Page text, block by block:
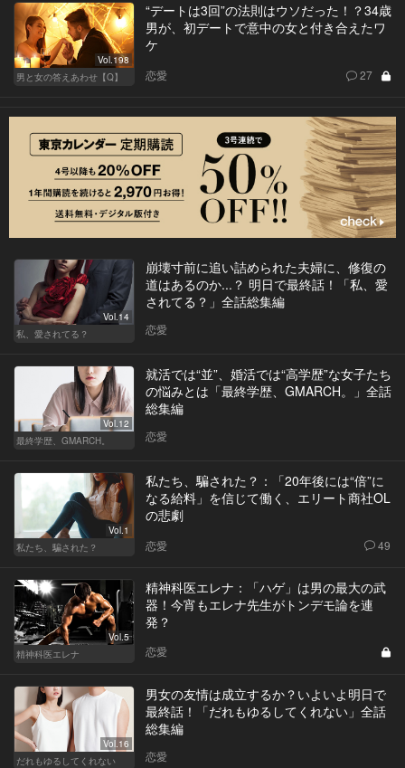
Vol.198
男と女の答えあわせ【Q】
“デートは3回”の法則はウソだった！？34歳
男が、初デートで意中の女と付き合えたワ
ケ
恋愛 27
Vol.14
私、愛されてる？
崩壊寸前に追い詰められた夫婦に、修復の
道はあるのか...？ 明日で最終話！「私、愛
されてる？」全話総集編
恋愛
Vol.12
最終学歴、GMARCH。
就活では“並”、婚活では“高学歴”な女子たち
の悩みとは「最終学歴、GMARCH。」全話
総集編
恋愛
Vol.1
私たち、騙された？
私たち、騙された？：「20年後には“倍”に
なる給料」を信じて働く、エリート商社OL
の悲劇
恋愛 49
Vol.5
精神科医エレナ
精神科医エレナ：「ハゲ」は男の最大の武
器！今宵もエレナ先生がトンデモ論を連
発？
恋愛
Vol.16
だれもゆるしてくれない
男女の友情は成立するか？いよいよ明日で
最終話！「だれもゆるしてくれない」全話
総集編
恋愛